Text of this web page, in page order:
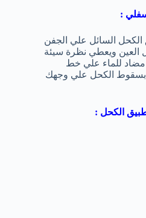
:
الكحل السائل علي الجفن
العين ويعطي نظرة سيئة
مضاد للماء علي خط
بسقوط الكحل علي وجهك
الكحل :